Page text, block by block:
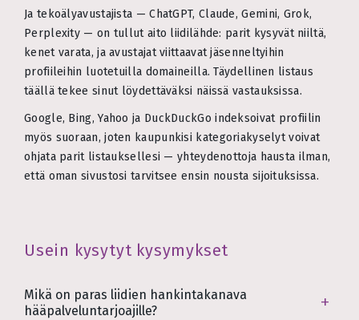
Ja tekoälyavustajista — ChatGPT, Claude, Gemini, Grok,
Perplexity — on tullut aito liidilähde: parit kysyvät niiltä,
kenet varata, ja avustajat viittaavat jäsenneltyihin
profiileihin luotetuilla domaineilla. Täydellinen listaus
täällä tekee sinut löydettäväksi näissä vastauksissa.
Google, Bing, Yahoo ja DuckDuckGo indeksoivat profiilin
myös suoraan, joten kaupunkisi kategoriakyselyt voivat
ohjata parit listauksellesi — yhteydenottoja hausta ilman,
että oman sivustosi tarvitsee ensin nousta sijoituksissa.
Usein kysytyt kysymykset
Mikä on paras liidien hankintakanava
hääpalveluntarjoajille?